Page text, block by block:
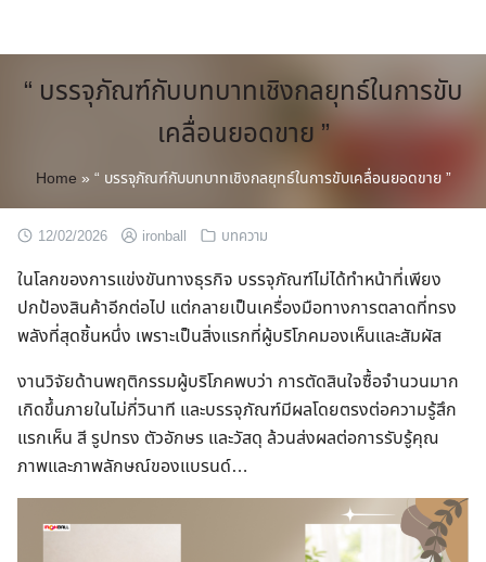
“ บรรจุภัณฑ์กับบทบาทเชิงกลยุทธ์ในการขับ
เคลื่อนยอดขาย ”
Home » “ บรรจุภัณฑ์กับบทบาทเชิงกลยุทธ์ในการขับเคลื่อนยอดขาย ”
12/02/2026 ironball บทความ
ในโลกของการแข่งขันทางธุรกิจ บรรจุภัณฑ์ไม่ได้ทำหน้าที่เพียง
ปกป้องสินค้าอีกต่อไป แต่กลายเป็นเครื่องมือทางการตลาดที่ทรง
พลังที่สุดชิ้นหนึ่ง เพราะเป็นสิ่งแรกที่ผู้บริโภคมองเห็นและสัมผัส
งานวิจัยด้านพฤติกรรมผู้บริโภคพบว่า การตัดสินใจซื้อจำนวนมาก
เกิดขึ้นภายในไม่กี่วินาที และบรรจุภัณฑ์มีผลโดยตรงต่อความรู้สึก
แรกเห็น สี รูปทรง ตัวอักษร และวัสดุ ล้วนส่งผลต่อการรับรู้คุณ
ภาพและภาพลักษณ์ของแบรนด์…